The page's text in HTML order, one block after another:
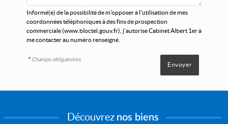
Informé(e) de la possibilité de m'opposer à l'utilisation de mes
coordonnées téléphoniques à des fins de prospection
commerciale (www.bloctel.gouv.fr), j'autorise Cabinet Albert 1er à
me contacter au numéro renseigné.
* Champs obligatoires
Découvrez nos biens